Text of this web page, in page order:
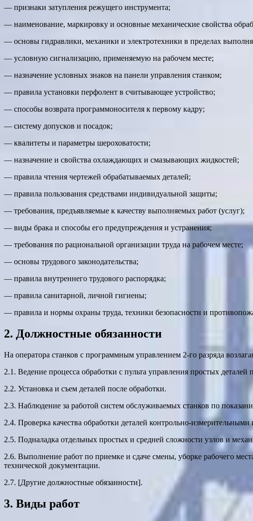
— признаки затупления режущего инструмента;
— наименование, маркировку и основные механические свойства
— основы гидравлики, механики и электротехники в пределах
— условную сигнализацию, применяемую на рабочем месте;
— назначение условных знаков на панели управления станком;
— правила установки перфолент в считывающее устройство;
— способы возврата программоносителя к первому кадру;
— систему допусков и посадок;
— квалитеты и параметры шероховатости;
— назначение и свойства охлаждающих и смазывающих жидкостей;
— правила чтения чертежей обрабатываемых деталей;
— правила пользования средствами индивидуальной защиты;
— требования, предъявляемые к качеству выполняемых работ (услуг);
— виды брака и способы его предупреждения и устранения;
— требования по рациональной организации труда на рабочем месте;
— основы трудового законодательства;
— правила внутреннего трудового распорядка;
— правила санитарной, личной гигиены;
— правила и нормы охраны труда, техники безопасности и
2. Должностные обязанности
На оператора станков с программным управлением 2-го разряда
2.1. Ведение процесса обработки с пульта управления простых
2.2. Установка и съем деталей после обработки.
2.3. Наблюдение за работой систем обслуживаемых станков по
2.4. Проверка качества обработки деталей контрольно-
2.5. Подналадка отдельных простых и средней сложности узлов и
2.6. Выполнение работ по приемке и сдаче смены, уборке рабочего
технической документации.
2.7. [Другие должностные обязанности].
3. Виды работ